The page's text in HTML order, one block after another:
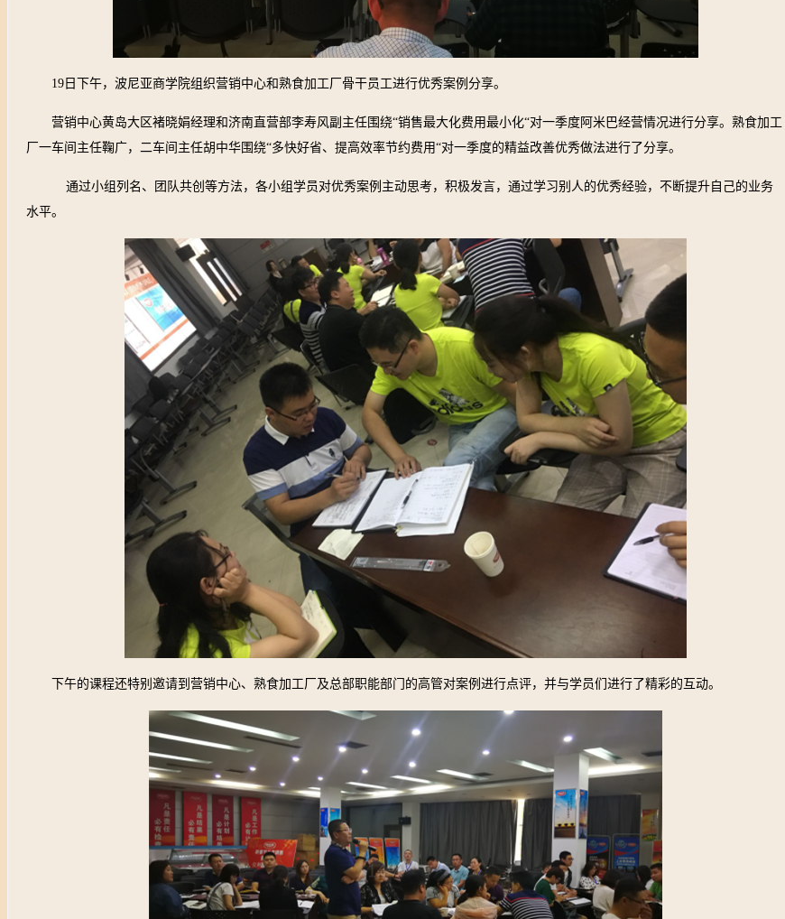
19 日下午，波尼亚商学院组织营销中心和熟食加工厂骨干员工进行优秀案例分享。
营销中心黄岛大区褚晓娟经理和济南直营部李寿风副主任围绕“销售最大化费用最小化“对一季度阿米巴经营情况进行分享。熟食加工
厂一车间主任鞠广，二车间主任胡中华围绕“多快好省、提高效率节约费用“对一季度的精益改善优秀做法进行了分享。
通过小组列名、团队共创等方法，各小组学员对优秀案例主动思考，积极发言，通过学习别人的优秀经验，不断提升自己的业务
水平。
下午的课程还特别邀请到营销中心、熟食加工厂及总部职能部门的高管对案例进行点评，并与学员们进行了精彩的互动。